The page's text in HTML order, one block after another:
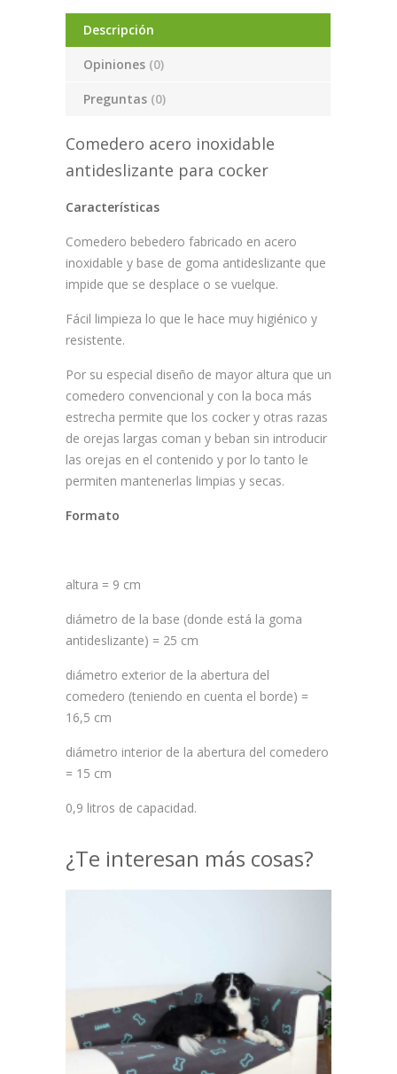
Descripción
Opiniones (0)
Preguntas (0)
Comedero acero inoxidable
antideslizante para cocker
Características
Comedero bebedero fabricado en acero
inoxidable y base de goma antideslizante que
impide que se desplace o se vuelque.
Fácil limpieza lo que le hace muy higiénico y
resistente.
Por su especial diseño de mayor altura que un
comedero convencional y con la boca más
estrecha permite que los cocker y otras razas
de orejas largas coman y beban sin introducir
las orejas en el contenido y por lo tanto le
permiten mantenerlas limpias y secas.
Formato
altura = 9 cm
diámetro de la base (donde está la goma
antideslizante) = 25 cm
diámetro exterior de la abertura del
comedero (teniendo en cuenta el borde) =
16,5 cm
diámetro interior de la abertura del comedero
= 15 cm
0,9 litros de capacidad.
¿Te interesan más cosas?